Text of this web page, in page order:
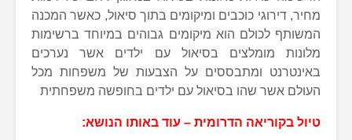
מחיר, דירוגי כוכבים ומיקומים בתוך סיאול, כאשר המכנה
המשותף לכולם הוא מיקומים גבוהים במיוחד ברשימות
מלונות מומלצים בסיאול עם ילדים אשר נערכים
באינטרנט ומתבססים על הצבעות של משפחות מכל
העולם אשר שהו בסיאול עם ילדים בחופשה משפחתית
טיול בקוריאה הדרומית – עוד באותו הנושא: